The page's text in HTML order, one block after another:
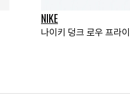
NIKE
나이키 덩크 로우 프라